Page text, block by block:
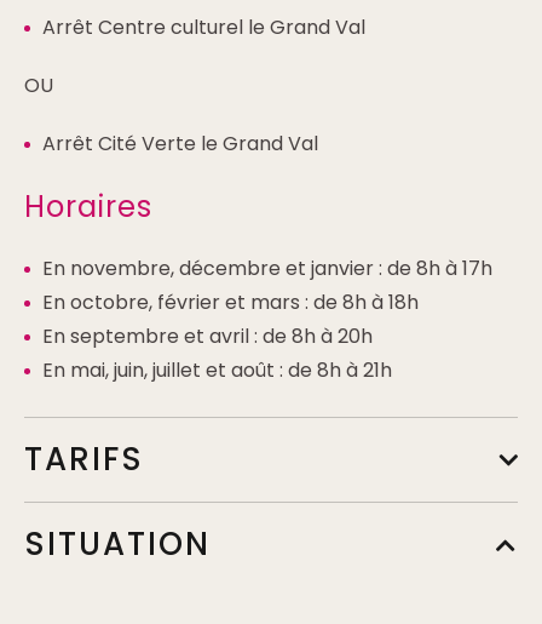
Arrêt Centre culturel le Grand Val
OU
Arrêt Cité Verte le Grand Val
Horaires
En novembre, décembre et janvier : de 8h à 17h
En octobre, février et mars : de 8h à 18h
En septembre et avril : de 8h à 20h
En mai, juin, juillet et août : de 8h à 21h
TARIFS
SITUATION